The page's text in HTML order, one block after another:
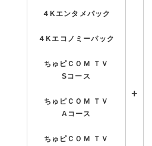
４Kエンタメパック
４Kエコノミーパック
ちゅピＣＯＭ ＴＶ
Sコース
ちゅピＣＯＭ ＴＶ
Aコース
ちゅピＣＯＭ ＴＶ
＋